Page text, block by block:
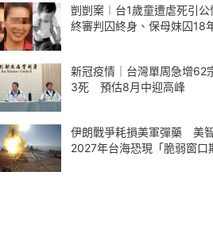
剴剴案︱台1歲童遭虐死引
終審判囚終身、保母妹囚18
新冠疫情｜台灣單周急增62
3死 預估8月中迎高峰
伊朗戰爭耗損美軍彈藥 美
2027年台海恐現「脆弱窗口